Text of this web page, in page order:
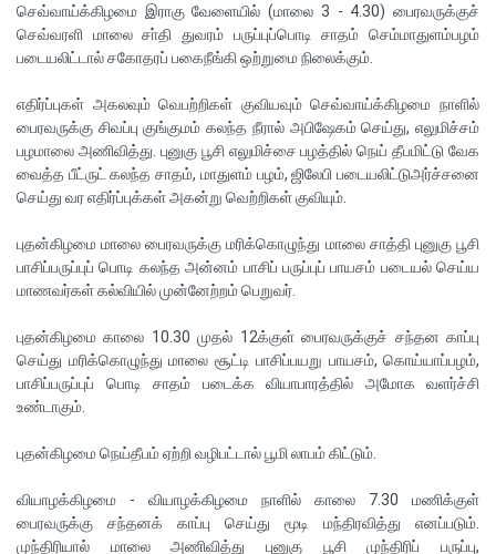
செவ்வாய்க்கிழமை இராகு வேளையில் (மாலை 3 - 4.30) பைரவருக்குச்
செவ்வரளி மாலை சா்தி துவரம் பருப்புப்பொடி சாதம் செம்மாதுளம்பழம்
படையலிட்டால் சகோதரப் பகைநீங்கி ஒற்றுமை நிலைக்கும்.
எதிர்ப்புகள் அகலவும் வெபற்றிகள் குவியவும் செவ்வாய்க்கிழமை நாளில்
பைரவருக்கு சிவப்பு குங்குமம் கலந்த நீரால் அபிஷேகம் செய்து, எலுமிச்சம்
பழமாலை அணிவித்து. புனுகு பூசி எலுமிச்சை பழத்தில் நெய் தீபமிட்டு வேக
வைத்த பீட்ருட் கலந்த சாதம், மாதுளம் பழம், ஜிலேபி படையலிட்டுஅர்ச்சனை
செய்து வர எதிர்ப்புக்கள் அகன்று வெற்றிகள் குவியும்.
புதன்கிழமை மாலை பைரவருக்கு மரிக்கொழுந்து மாலை சாத்தி புனுகு பூசி
பாசிப்பருப்புப் பொடி கலந்த அன்னம் பாசிப் பருப்புப் பாயசம் படையல் செய்ய
மாணவர்கள் கல்வியில் முன்னேற்றம் பெறுவர்.
புதன்கிழமை காலை 10.30 முதல் 12க்குள் பைரவருக்குச் சந்தன காப்பு
செய்து மரிக்கொழுந்து மாலை சூட்டி பாசிப்பயறு பாயசம், கொய்யாப்பழம்,
பாசிப்பருப்புப் பொடி சாதம் படைக்க வியாபாரத்தில் அமோக வளர்ச்சி
உண்டாகும்.
புதன்கிழமை நெய்தீபம் ஏற்றி வழிபட்டால் பூமி லாபம் கிட்டும்.
வியாழக்கிழமை - வியாழக்கிழமை நாளில் காலை 7.30 மணிக்குள்
பைரவருக்கு சந்தனக் காப்பு செய்து மூடி மந்திரவித்து எனப்படும்.
முந்திரியால் மாலை அணிவித்து புனுகு பூசி முந்திரிப் பருப்பு,